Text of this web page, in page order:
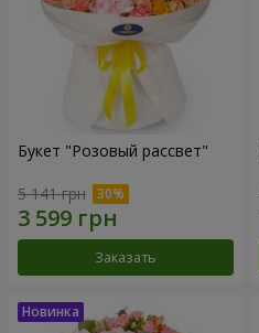
Букет "Розовый рассвет"
5 141 грн
Заказать